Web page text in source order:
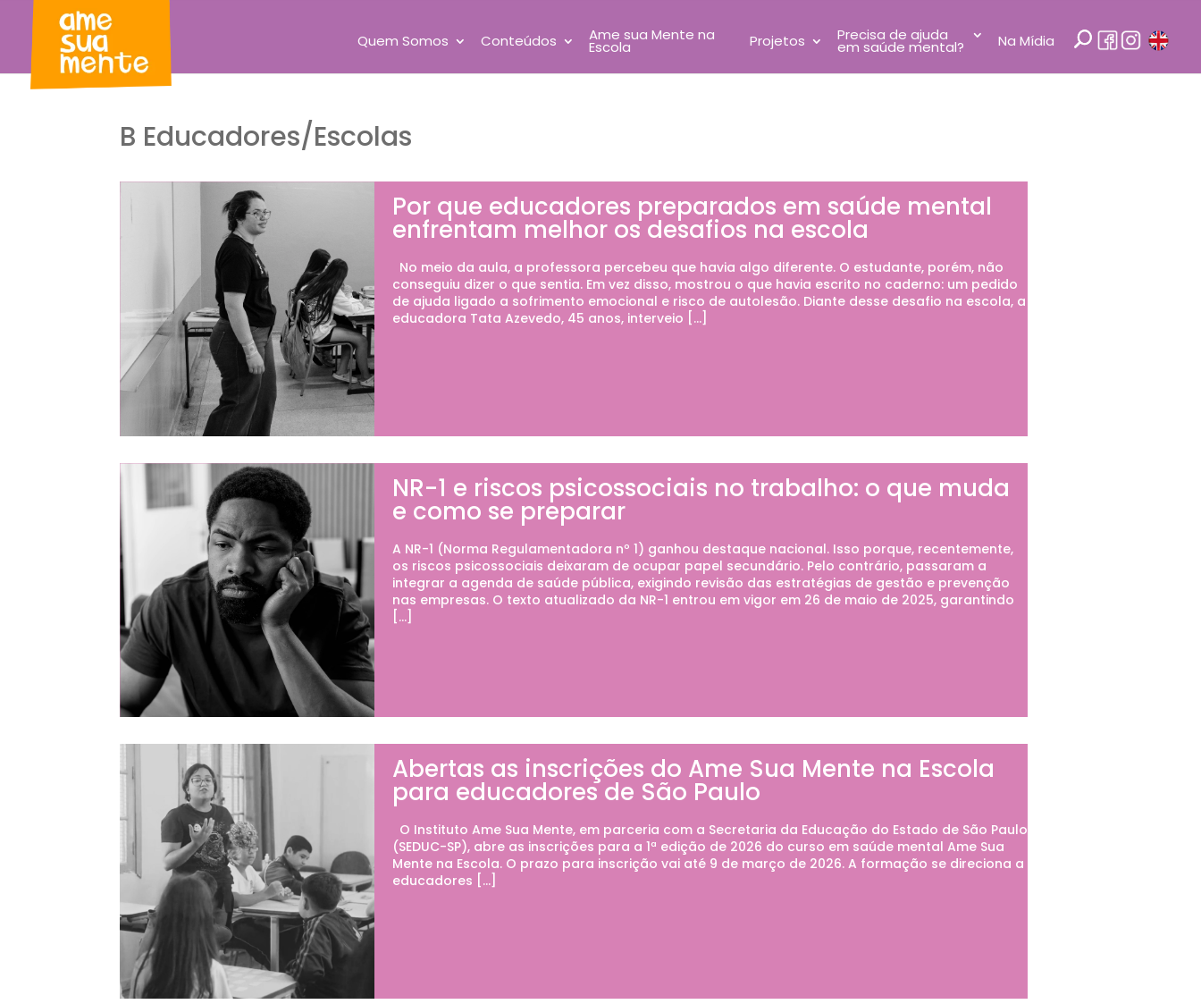
Quem Somos Conteúdos Ame sua Mente na
Escola Projetos Precisa de ajuda
em saúde mental? Na Mídia
B Educadores/Escolas
Por que educadores preparados em saúde mental
enfrentam melhor os desafios na escola
No meio da aula, a professora percebeu que havia algo diferente. O estudante, porém, não
conseguiu dizer o que sentia. Em vez disso, mostrou o que havia escrito no caderno: um pedido
de ajuda ligado a sofrimento emocional e risco de autolesão. Diante desse desafio na escola, a
educadora Tata Azevedo, 45 anos, interveio […]
NR-1 e riscos psicossociais no trabalho: o que muda
e como se preparar
A NR-1 (Norma Regulamentadora nº 1) ganhou destaque nacional. Isso porque, recentemente,
os riscos psicossociais deixaram de ocupar papel secundário. Pelo contrário, passaram a
integrar a agenda de saúde pública, exigindo revisão das estratégias de gestão e prevenção
nas empresas. O texto atualizado da NR-1 entrou em vigor em 26 de maio de 2025, garantindo
[…]
Abertas as inscrições do Ame Sua Mente na Escola
para educadores de São Paulo
O Instituto Ame Sua Mente, em parceria com a Secretaria da Educação do Estado de São Paulo
(SEDUC-SP), abre as inscrições para a 1ª edição de 2026 do curso em saúde mental Ame Sua
Mente na Escola. O prazo para inscrição vai até 9 de março de 2026. A formação se direciona a
educadores […]